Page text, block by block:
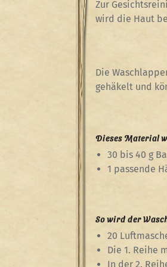
Zur
wird die Haut
Die
gehäkelt und
Dieses Material
30 bis 40 g
1 passende
So wird der
20
Die 1. Reihe
In der 2.